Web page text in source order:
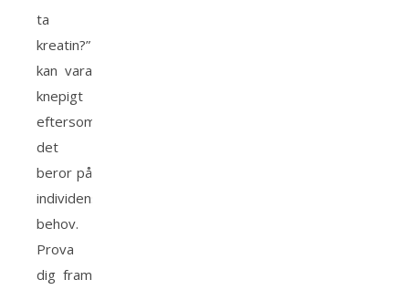
ta
kreatin?”
kan vara
knepigt
eftersom
det
beror på
individens
behov.
Prova
dig fram